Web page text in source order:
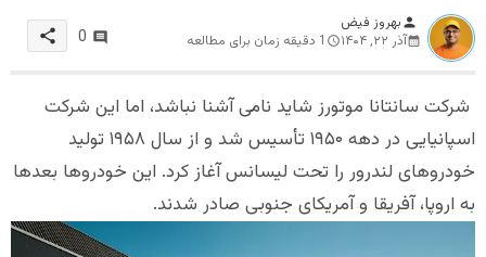
person بهروز فیض
آذر ۲۲, ۱۴۰۴
1 دقیقه زمان برای مطالعه 0
share
شرکت سانتانا موتورز شاید نامی آشنا نباشد، اما این شرکت
اسپانیایی در دهه ۱۹۵۰ تأسیس شد و از سال ۱۹۵۸ تولید
خودروهای لندرور را تحت لیسانس آغاز کرد. این خودروها بعدها
به اروپا، آفریقا و آمریکای جنوبی صادر شدند.